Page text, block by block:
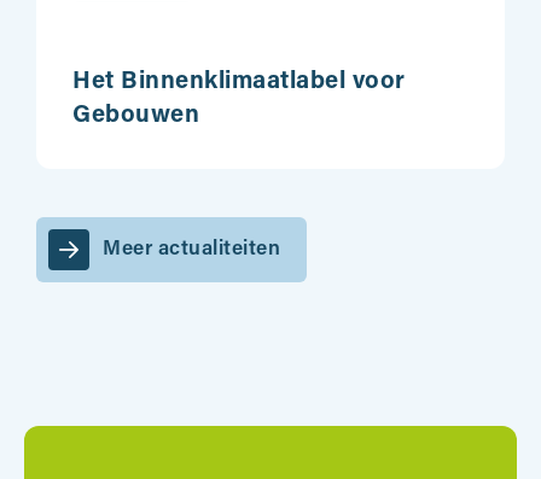
Het Binnenklimaatlabel voor
Gebouwen
Meer actualiteiten